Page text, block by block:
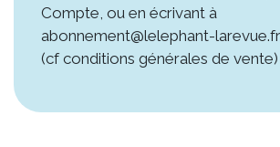
Compte, ou en écrivant à
abonnement@lelephant-larevue.fr
(cf conditions générales de vente)